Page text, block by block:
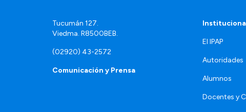
Tucumán 127.
Viedma. R8500BEB.
(02920) 43-2572
Comunicación y Prensa
El IPAP
Autoridades
Alumnos
Docentes y